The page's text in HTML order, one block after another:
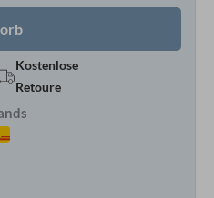
Kostenlose
Retoure